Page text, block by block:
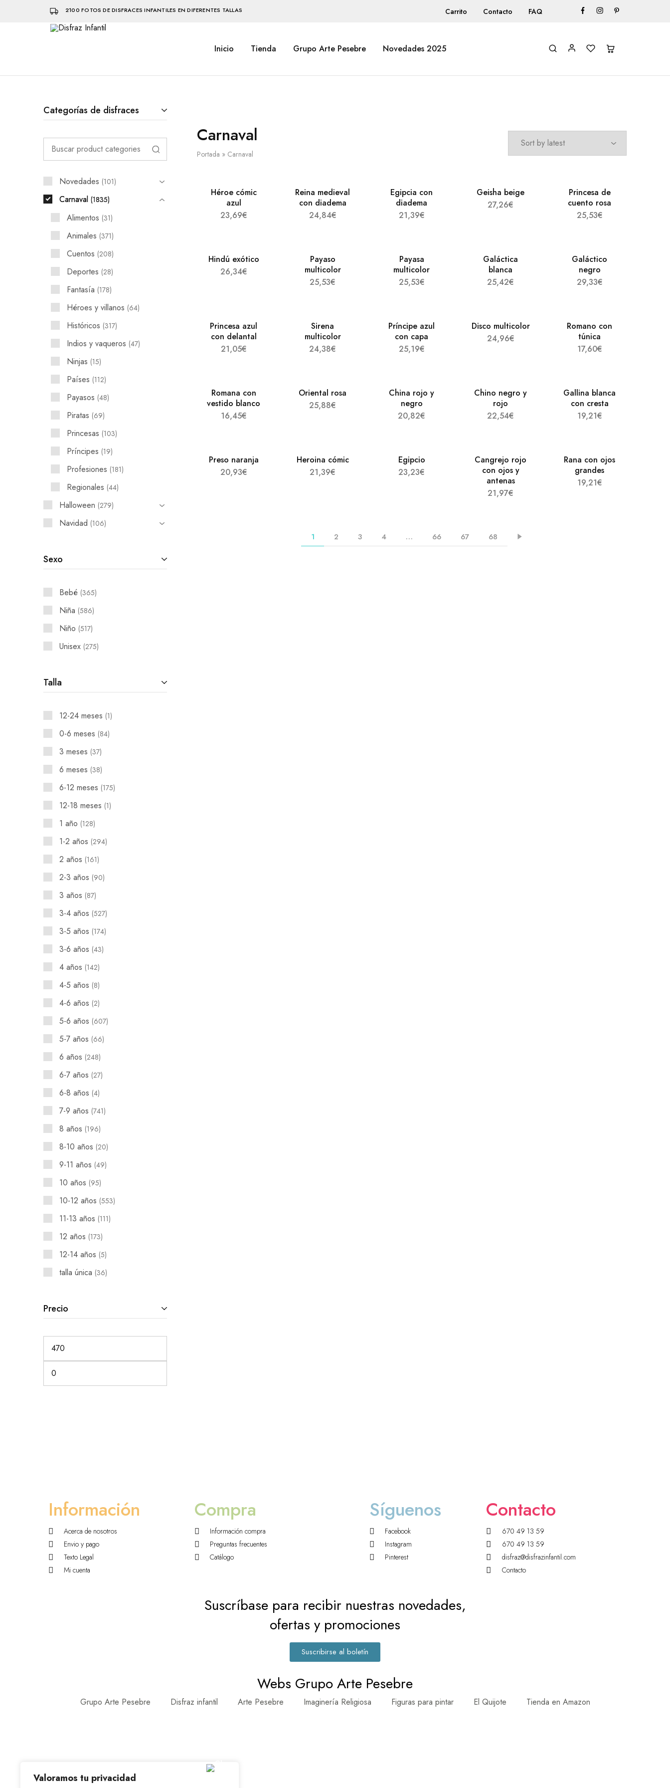
Valoramos tu privacidad
2100 FOTOS DE DISFRACES INFANTILES EN DIFERENTES TALLAS Carrito Contacto FAQ
hacen
Inicio Tienda Grupo Arte Pesebre Novedades 2025
Carnaval
Portada » Carnaval
Héroe cómic
azul
23,69€
Reina medieval
con diadema
24,84€
Egipcia con
diadema
21,39€
Geisha beige
27,26€
Princesa de
cuento rosa
25,53€
Hindú exótico
26,34€
Payaso
multicolor
25,53€
Payasa
multicolor
25,53€
Galáctica
blanca
25,42€
Galáctico
negro
29,33€
Princesa azul
con delantal
21,05€
Sirena
multicolor
24,38€
Príncipe azul
con capa
25,19€
Disco multicolor
24,96€
Romano con
túnica
17,60€
Romana con
vestido blanco
16,45€
Oriental rosa
25,88€
China rojo y
negro
20,82€
Chino negro y
rojo
22,54€
Gallina blanca
con cresta
19,21€
Preso naranja
20,93€
Heroina cómic
21,39€
Egipcio
23,23€
Cangrejo rojo
con ojos y
antenas
21,97€
Rana con ojos
grandes
19,21€
1 2 3 4 … 66 67 68
Categorías de disfraces
Novedades 101
Carnaval 1835
Alimentos 31
Animales 371
Cuentos 208
Deportes 28
Fantasía 178
Héroes y villanos 64
Históricos 317
Indios y vaqueros 47
Ninjas 15
Países 112
Payasos 48
Piratas 69
Princesas 103
Príncipes 19
Profesiones 181
Regionales 44
Halloween 279
Navidad 106
Sexo
Bebé 365
Niña 586
Niño 517
Unisex 275
Talla
12-24 meses 1
0-6 meses 84
3 meses 37
6 meses 38
6-12 meses 175
12-18 meses 1
1 año 128
1-2 años 294
2 años 161
2-3 años 90
3 años 87
3-4 años 527
3-5 años 174
3-6 años 43
4 años 142
4-5 años 8
4-6 años 2
5-6 años 607
5-7 años 66
6 años 248
6-7 años 27
6-8 años 4
7-9 años 741
8 años 196
8-10 años 20
9-11 años 49
10 años 95
10-12 años 553
11-13 años 111
12 años 173
12-14 años 5
talla única 36
Precio
Información
Acerca de nosotros
Envio y pago
Texto Legal
Mi cuenta
Compra
Información compra
Preguntas frecuentes
Catálogo
Síguenos
Facebook
Instagram
Pinterest
Contacto
670 49 13 59
670 49 13 59
disfraz@disfrazinfantil.com
Contacto
Suscríbase para recibir nuestras novedades,
ofertas y promociones
Suscribirse al boletín
Webs Grupo Arte Pesebre
Grupo Arte Pesebre Disfraz infantil Arte Pesebre Imaginería Religiosa Figuras para pintar El Quijote Tienda en Amazon